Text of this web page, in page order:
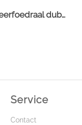
Geweerfoedraal dubbel loden
Service
Contact